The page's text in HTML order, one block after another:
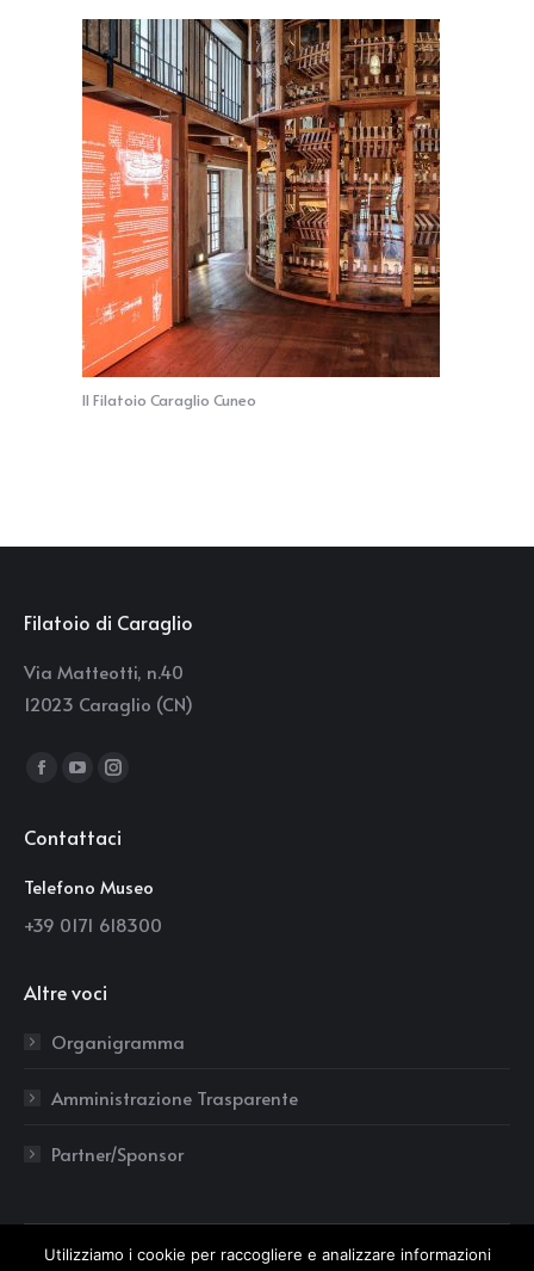
Il Filatoio Caraglio Cuneo
Filatoio di Caraglio
Via Matteotti, n.40
12023 Caraglio (CN)
Find us on:
Facebook
opens
window
YouTube
opens
window
Instagram
opens
window
Contattaci
Telefono Museo
+39 0171 618300
Altre voci
Organigramma
Amministrazione Trasparente
Partner/Sponsor
Utilizziamo i cookie per raccogliere e analizzare informazioni